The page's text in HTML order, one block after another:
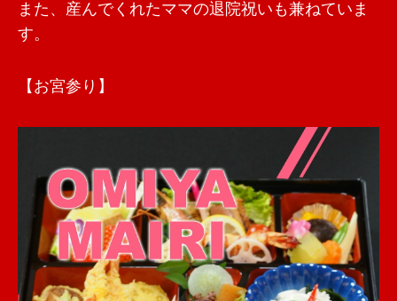
また、産んでくれたママの退院祝いも兼ねていま
す。
【お宮参り】